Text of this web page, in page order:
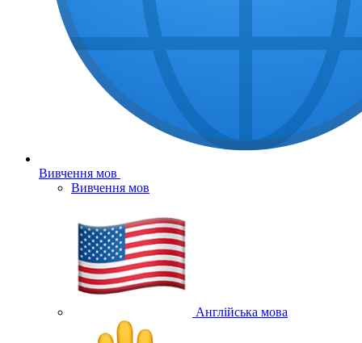
Вивчення мов
Вивчення мов
Англійська мова